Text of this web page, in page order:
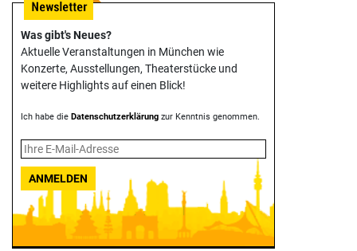
Was gibt's Neues?
Aktuelle Veranstaltungen in München wie
Konzerte, Ausstellungen, Theater­stücke und
weitere Highlights auf einen Blick!
Ich habe die Datenschutzerklärung zur Kenntnis genommen.
ANMELDEN